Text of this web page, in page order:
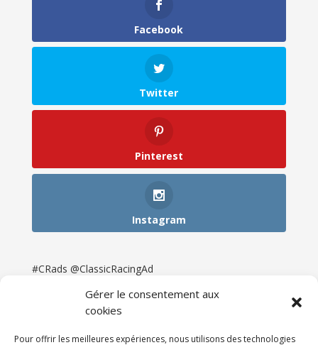
Gérer le consentement aux
cookies
Pour offrir les meilleures expériences, nous utilisons des technologies
Facebook
Twitter
Pinterest
Instagram
#CRads @ClassicRacingAd